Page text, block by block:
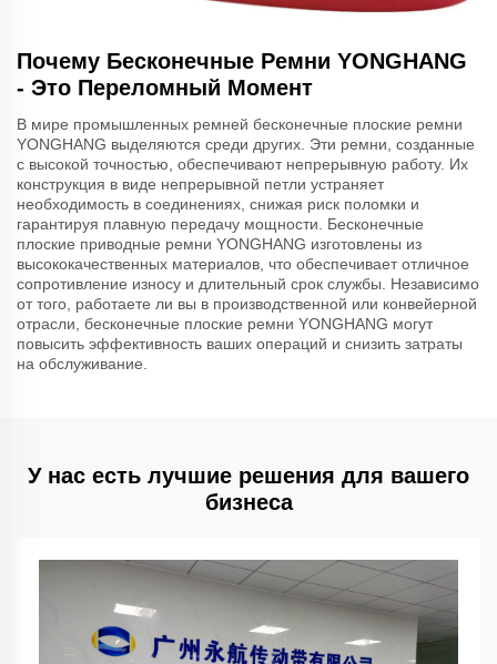
Почему Бесконечные Ремни YONGHANG
- Это Переломный Момент
В мире промышленных ремней бесконечные плоские ремни
YONGHANG выделяются среди других. Эти ремни, созданные
с высокой точностью, обеспечивают непрерывную работу. Их
конструкция в виде непрерывной петли устраняет
необходимость в соединениях, снижая риск поломки и
гарантируя плавную передачу мощности. Бесконечные
плоские приводные ремни YONGHANG изготовлены из
высококачественных материалов, что обеспечивает отличное
сопротивление износу и длительный срок службы. Независимо
от того, работаете ли вы в производственной или конвейерной
отрасли, бесконечные плоские ремни YONGHANG могут
повысить эффективность ваших операций и снизить затраты
на обслуживание.
У нас есть лучшие решения для вашего
бизнеса